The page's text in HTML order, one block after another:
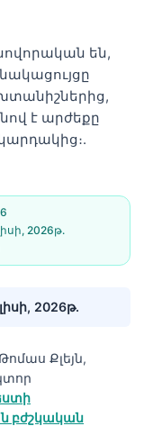
են,
է արժեքը
2026թ․
2026թ․
Քլեյն,
բժշկական